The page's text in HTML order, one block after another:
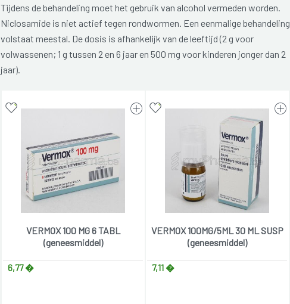
Tijdens de behandeling moet het gebruik van alcohol vermeden worden.
Niclosamide is niet actief tegen rondwormen. Een eenmalige behandeling
volstaat meestal. De dosis is afhankelijk van de leeftijd (2 g voor
volwassenen; 1 g tussen 2 en 6 jaar en 500 mg voor kinderen jonger dan 2
jaar).
VERMOX 100 MG 6 TABL
(geneesmiddel)
6,77 �
VERMOX 100MG/5ML 30 ML SUSP
(geneesmiddel)
7,11 �